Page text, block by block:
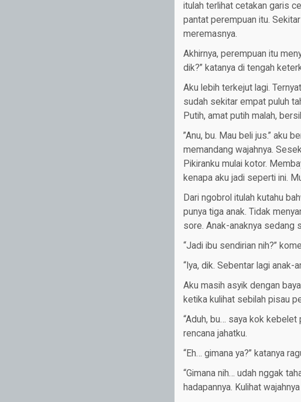
itulah terlihat cetakan garis
pantat perempuan itu.
meremasnya.
Akhirnya, perempuan itu
dik?” katanya di tengah
Aku lebih terkejut lagi.
sudah sekitar empat puluh
Putih, amat putih malah,
”Anu, bu. Mau beli jus.” aku
memandang wajahnya.
Pikiranku mulai kotor.
kenapa aku jadi seperti ini.
Dari ngobrol itulah kutahu
punya tiga anak. Tidak
sore. Anak-anaknya sedang
“Jadi ibu sendirian nih?”
“Iya, dik. Sebentar lagi anak-
Aku masih asyik dengan
ketika kulihat sebilah pisau
“Aduh, bu… saya kok kebelet
rencana jahatku.
“Eh… gimana ya?” katanya
“Gimana nih… udah nggak
hadapannya. Kulihat